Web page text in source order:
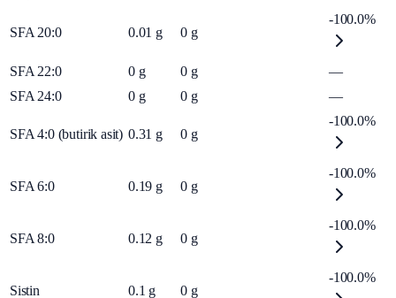
SFA 20:0 0.01 g 0 g
-100.0%
SFA 22:0 0 g 0 g
—
SFA 24:0
0 g 0 g —
SFA 4:0 (butirik asit) 0.31 g 0 g
-100.0%
SFA 6:0 0.19 g 0 g
-100.0%
SFA 8:0 0.12 g 0 g
-100.0%
Sistin 0.1 g 0 g
-100.0%